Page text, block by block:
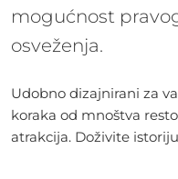
mogućnost
osveženja.
Udobno dizajnirani za
koraka od mnoštva
atrakcija. Doživite istoriju